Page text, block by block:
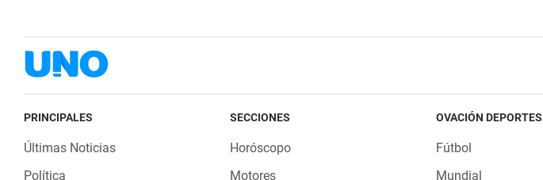
PRINCIPALES
Últimas Noticias
Política
SECCIONES
Horóscopo
Motores
OVACIÓN DEPORTES
Fútbol
Mundial